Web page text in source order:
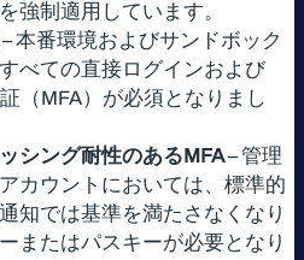
強制適用しています。
– 本番環境およびサンドボック
べての直接ログインおよび
（MFA）が必須となりまし
シング耐性のあるMFA– 管理
カウントにおいては、標準的
知では基準を満たさなくなり
またはパスキーが必要となり